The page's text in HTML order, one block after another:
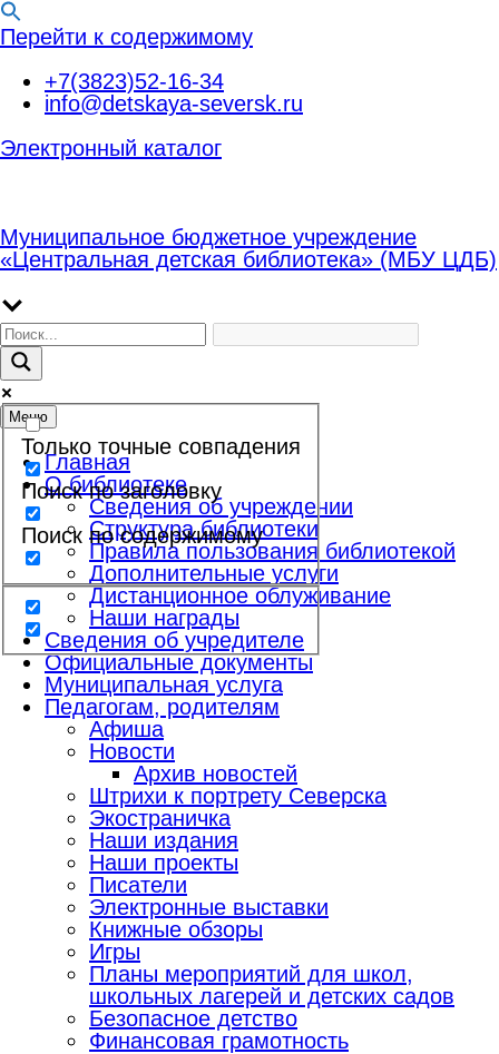
Перейти к содержимому
+7(3823)52-16-34
info@detskaya-seversk.ru
Электронный каталог
Муниципальное бюджетное учреждение
«Центральная детская библиотека» (МБУ ЦДБ)
Только точные совпадения
Поиск по заголовку
Поиск по содержимому
Меню
Главная
О библиотеке
Сведения об учреждении
Структура библиотеки
Правила пользования библиотекой
Дополнительные услуги
Дистанционное облуживание
Наши награды
Сведения об учредителе
Официальные документы
Муниципальная услуга
Педагогам, родителям
Афиша
Новости
Архив новостей
Штрихи к портрету Северска
Экостраничка
Наши издания
Наши проекты
Писатели
Электронные выставки
Книжные обзоры
Игры
Планы мероприятий для школ,
школьных лагерей и детских садов
Безопасное детство
Финансовая грамотность